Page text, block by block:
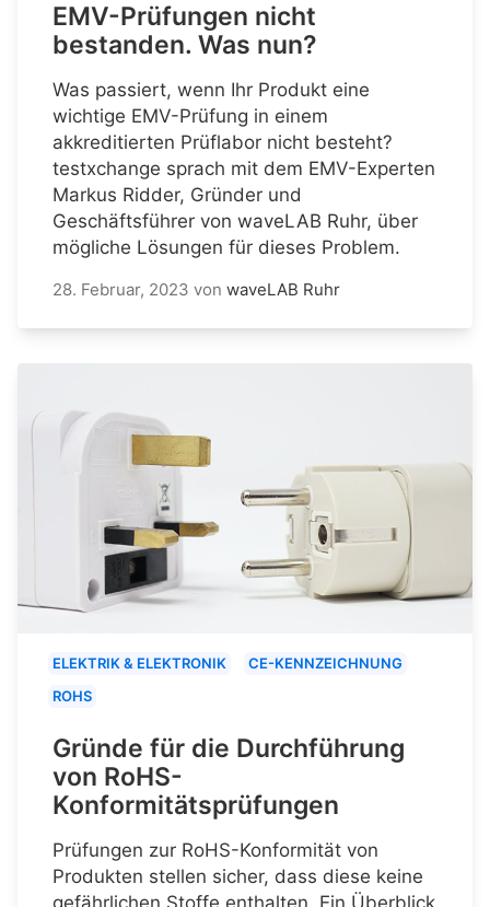
EMV-Prüfungen nicht
bestanden. Was nun?
Was passiert, wenn Ihr Produkt eine
wichtige EMV-Prüfung in einem
akkreditierten Prüflabor nicht besteht?
testxchange sprach mit dem EMV-Experten
Markus Ridder, Gründer und
Geschäftsführer von waveLAB Ruhr, über
mögliche Lösungen für dieses Problem.
28. Februar, 2023 von waveLAB Ruhr
ELEKTRIK & ELEKTRONIK
CE-KENNZEICHNUNG
ROHS
Gründe für die Durchführung
von RoHS-
Konformitätsprüfungen
Prüfungen zur RoHS-Konformität von
Produkten stellen sicher, dass diese keine